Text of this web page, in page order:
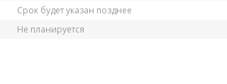
Срок будет указан позднее
Не планируется